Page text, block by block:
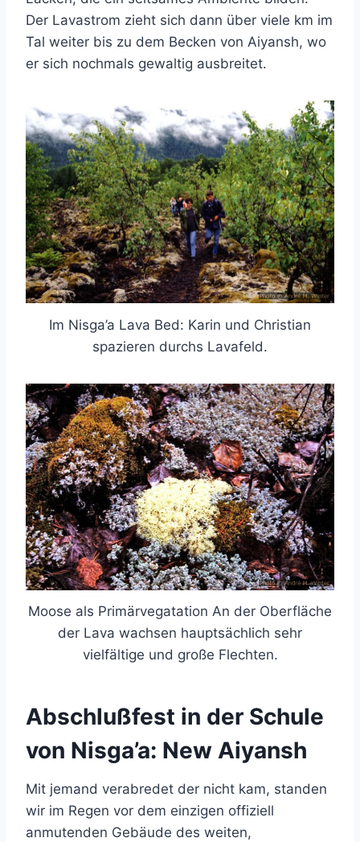
Der Lavastrom zieht sich dann über viele km im
Tal weiter bis zu dem Becken von Aiyansh, wo
er sich nochmals gewaltig ausbreitet.
Im Nisga’a Lava Bed: Karin und Christian
spazieren durchs Lavafeld.
Moose als Primärvegatation An der Oberfläche
der Lava wachsen hauptsächlich sehr
vielfältige und große Flechten.
Abschlußfest in der Schule
von Nisga’a: New Aiyansh
Mit jemand verabredet der nicht kam, standen
wir im Regen vor dem einzigen offiziell
anmutenden Gebäude des weiten,